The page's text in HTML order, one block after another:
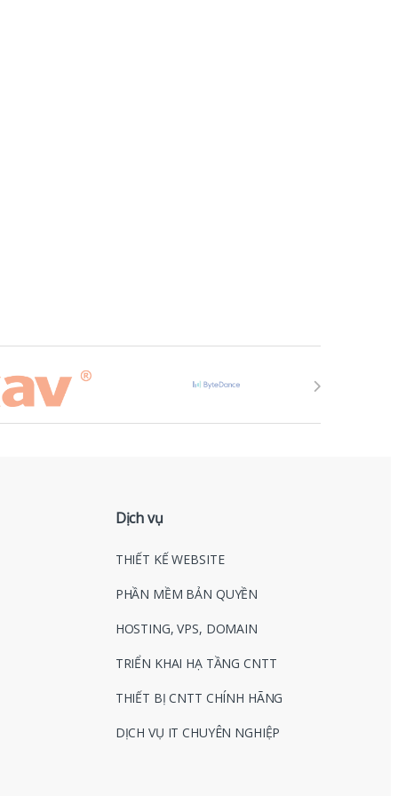
Dịch vụ
THIẾT KẾ WEBSITE
PHẦN MỀM BẢN QUYỀN
HOSTING, VPS, DOMAIN
TRIỂN KHAI HẠ TẦNG CNTT
THIẾT BỊ CNTT CHÍNH HÃNG
DỊCH VỤ IT CHUYÊN NGHIỆP